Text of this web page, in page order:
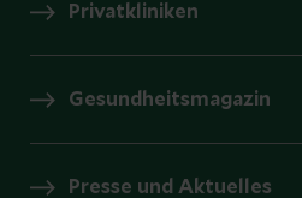
Privatkliniken
Gesundheitsmagazin
Presse und Aktuelles